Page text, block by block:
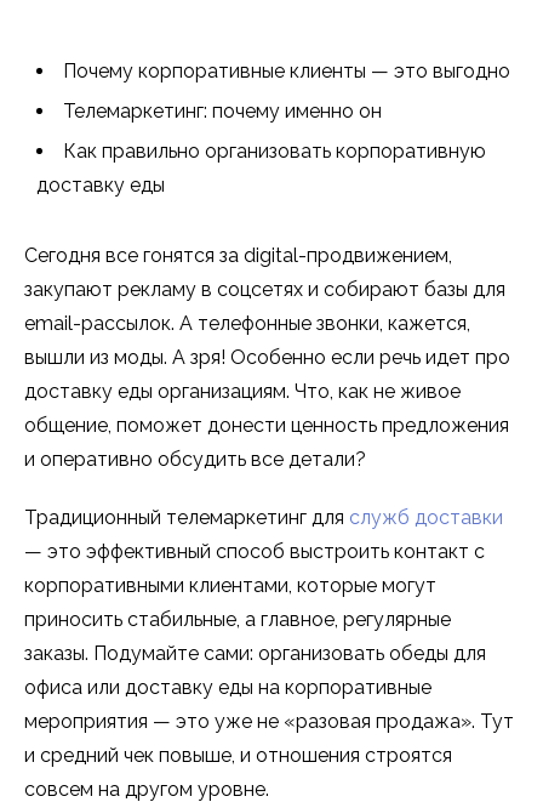
Почему корпоративные клиенты — это выгодно
Телемаркетинг: почему именно он
Как правильно организовать корпоративную
доставку еды
Сегодня все гонятся за digital-продвижением,
закупают рекламу в соцсетях и собирают базы для
email-рассылок. А телефонные звонки, кажется,
вышли из моды. А зря! Особенно если речь идет про
доставку еды организациям. Что, как не живое
общение, поможет донести ценность предложения
и оперативно обсудить все детали?
Традиционный телемаркетинг для служб доставки
— это эффективный способ выстроить контакт с
корпоративными клиентами, которые могут
приносить стабильные, а главное, регулярные
заказы. Подумайте сами: организовать обеды для
офиса или доставку еды на корпоративные
мероприятия — это уже не «разовая продажа». Тут
и средний чек повыше, и отношения строятся
совсем на другом уровне.